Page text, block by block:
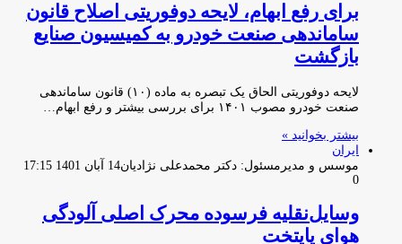
برای رفع ابهام، لایحه دوفوریتی اصلاح قانون
ساماندهی صنعت خودرو به کمیسیون صنایع
بازگشت
لایحه دوفوریتی الحاق یک تبصره به ماده (۱۰) قانون ساماندهی
صنعت خودرو مصوب ۱۴۰۱ برای بررسی بیشتر و رفع ابهام…
بیشتر بخوانید »
ایران
موسس و مدیرمسئول: دکتر محمدعلی نژادیان14 آبان 1401 17:15
0
وسایل‌نقلیه فرسوده محرک اصلی آلودگی
هوای پایتخت